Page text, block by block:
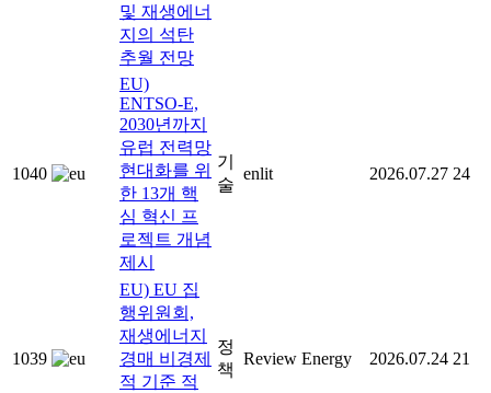
및 재생에너
지의 석탄
추월 전망
1040
EU)
ENTSO-E,
2030년까지
유럽 전력망
현대화를 위
한 13개 핵
심 혁신 프
로젝트 개념
제시
기
술
enlit 2026.07.27 24
1039
EU) EU 집
행위원회,
재생에너지
경매 비경제
적 기준 적
정
책
Review Energy 2026.07.24 21